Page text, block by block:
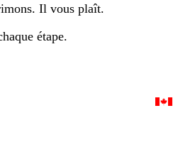
la
page
la
page
Il vous plaît.
étape.